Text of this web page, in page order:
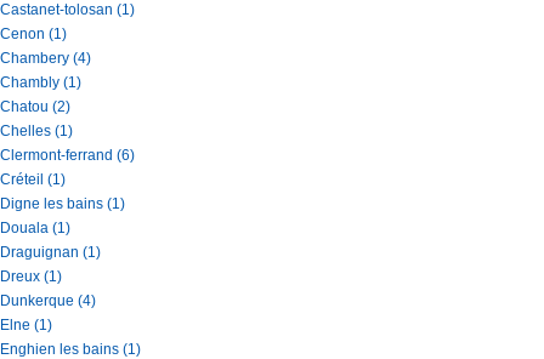
Castanet-tolosan (1)
Cenon (1)
Chambery (4)
Chambly (1)
Chatou (2)
Chelles (1)
Clermont-ferrand (6)
Créteil (1)
Digne les bains (1)
Douala (1)
Draguignan (1)
Dreux (1)
Dunkerque (4)
Elne (1)
Enghien les bains (1)